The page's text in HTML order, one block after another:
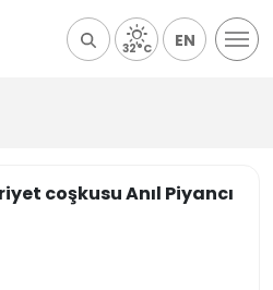
32°C EN
coşkusu Anıl Piyancı